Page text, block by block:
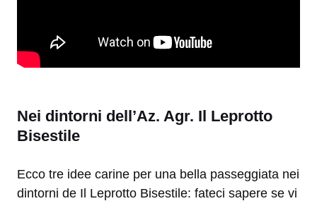
Nei dintorni dell’Az. Agr. Il Leprotto
Bisestile
Ecco tre idee carine per una bella passeggiata nei
dintorni de Il Leprotto Bisestile: fateci sapere se vi